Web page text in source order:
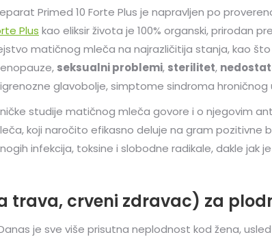
Primed 10 Forte Plus je napravljen po
Plus kao eliksir života je 100% organski, prirodan
matičnog mleča na najrazličitija stanja, kao
seksualni problemi, sterilitet,
glavobolje, simptome sindroma
studije matičnog mleča govore i o njegovim
koji naročito efikasno deluje na gram pozitivne
infekcija, toksine i slobodne radikale, dakle jak
trava, crveni zdravac) za
je sve više prisutna neplodnost kod žena,